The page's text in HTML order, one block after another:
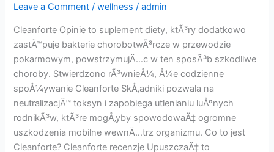
°à¥‡
Leave a Comment /wellness /admin
Cleanforte Opinie to suplement diety, ktÃ³ry dodatkowo
zastÄ™puje bakterie chorobotwÃ³rcze w przewodzie
pokarmowym, powstrzymujÄ…c w ten sposÃ³b szkodliwe
choroby. Stwierdzono rÃ³wnieÅ¼, Å¼e codzienne
spoÅ¼ywanie Cleanforte SkÅ‚adniki pozwala na
neutralizacjÄ™ toksyn i zapobiega utlenianiu luÅºnych
rodnikÃ³w, ktÃ³re mogÅ‚yby spowodowaÄ‡ ogromne
uszkodzenia mobilne wewnÄ…trz organizmu. Co to jest
Cleanforte? Cleanforte recenzje UpuszczaÄ‡ to